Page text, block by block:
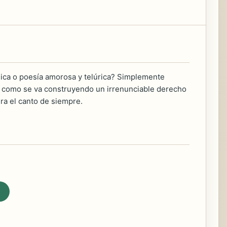
o poesía amorosa y telúrica? Simplemente
se va construyendo un irrenunciable derecho
el canto de siempre.